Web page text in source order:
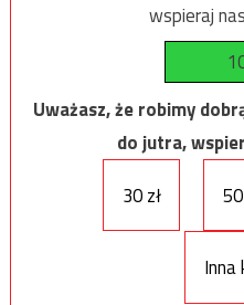
wspieraj
Uważasz, że robimy
do jutra,
30 zł